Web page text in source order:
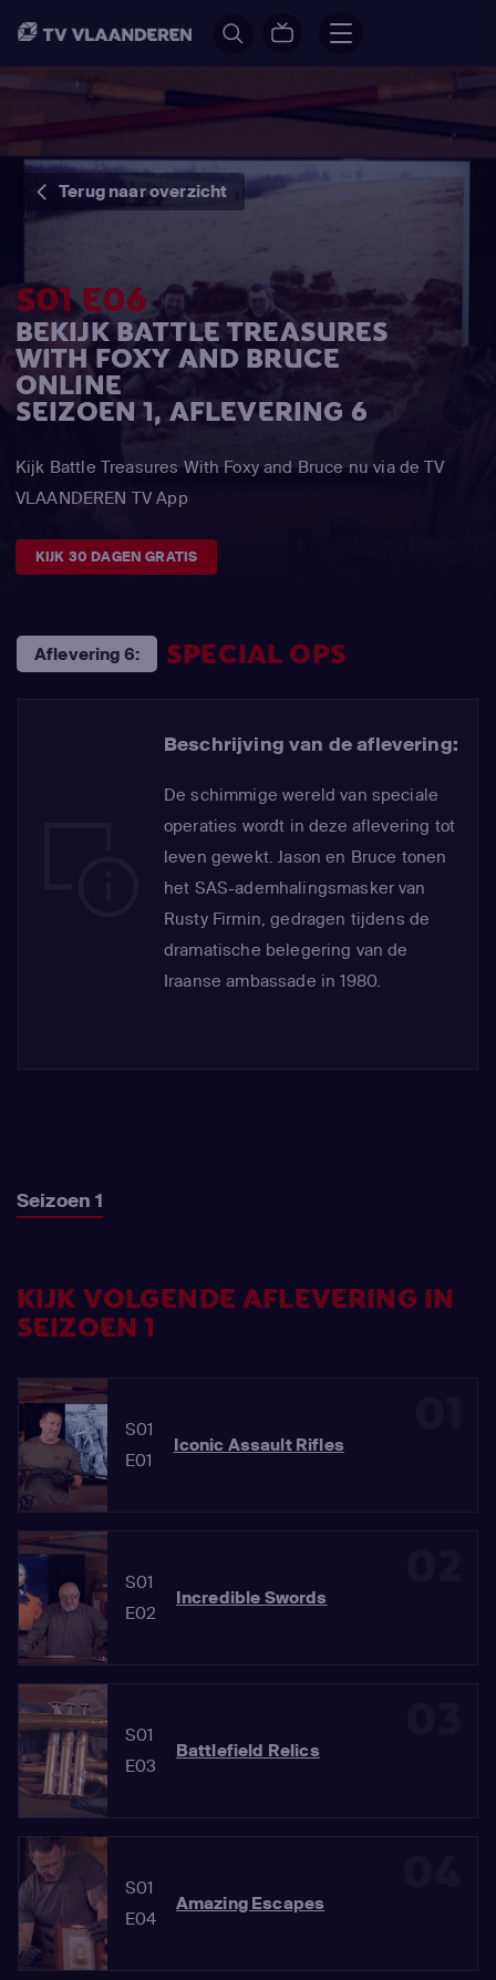
Terug naar overzicht
S01 E06
BEKIJK BATTLE TREASURES
WITH FOXY AND BRUCE
ONLINE
SEIZOEN 1, AFLEVERING 6
Kijk Battle Treasures With Foxy and Bruce nu via de TV
VLAANDEREN TV App
KIJK 30 DAGEN GRATIS
Aflevering 6: SPECIAL OPS
Beschrijving van de aflevering:
De schimmige wereld van speciale
operaties wordt in deze aflevering tot
leven gewekt. Jason en Bruce tonen
het SAS-ademhalingsmasker van
Rusty Firmin, gedragen tijdens de
dramatische belegering van de
Iraanse ambassade in 1980.
Seizoen 1
KIJK VOLGENDE AFLEVERING IN
SEIZOEN 1
S01
E01
Iconic Assault Rifles
S01
E02
Incredible Swords
S01
E03
Battlefield Relics
S01
E04
Amazing Escapes